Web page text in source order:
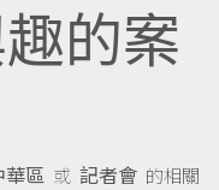
的案
華區 或 記者會 的相關